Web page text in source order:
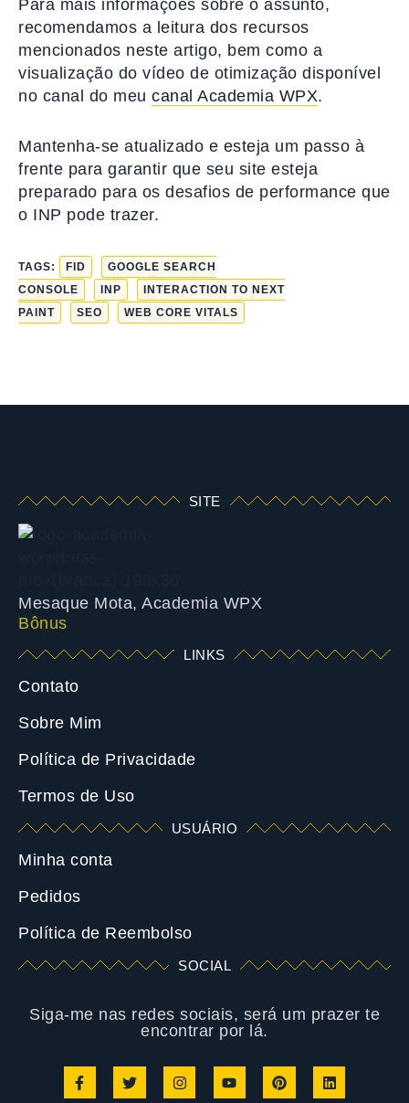
Para mais informações sobre o assunto,
recomendamos a leitura dos recursos
mencionados neste artigo, bem como a
visualização do vídeo de otimização disponível
no canal do meu canal Academia WPX.
Mantenha-se atualizado e esteja um passo à
frente para garantir que seu site esteja
preparado para os desafios de performance que
o INP pode trazer.
TAGS: FID
GOOGLE SEARCH
CONSOLE
INP
INTERACTION TO NEXT
PAINT
SEO WEB CORE VITALS
SITE
Mesaque Mota, Academia WPX
Bônus
LINKS
Contato
Sobre Mim
Política de Privacidade
Termos de Uso
USUÁRIO
Minha conta
Pedidos
Política de Reembolso
SOCIAL
Siga-me nas redes sociais, será um prazer te
encontrar por lá.